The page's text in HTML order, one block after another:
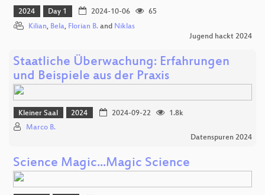
2024 Day 1 2024-10-06
65
Kilian, Bela, Florian B. and Niklas
Jugend hackt 2024
Staatliche Überwachung: Erfahrungen
und Beispiele aus der Praxis
Kleiner Saal 2024 2024-09-22
1.8k
Marco B.
Datenspuren 2024
Science Magic...Magic Science